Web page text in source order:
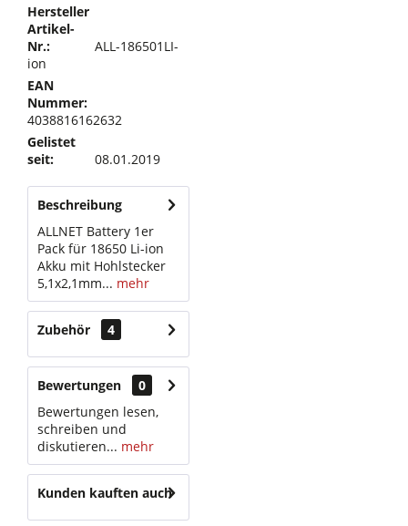
Hersteller
Artikel-
Nr.:
ALL-186501LI-
ion
EAN
Nummer:
4038816162632
Gelistet
seit:
08.01.2019
Beschreibung
ALLNET Battery 1er
Pack für 18650 Li-ion
Akku mit Hohlstecker
5,1x2,1mm... mehr
Zubehör 4
Bewertungen
0
Bewertungen lesen,
schreiben und
diskutieren... mehr
Kunden kauften auch